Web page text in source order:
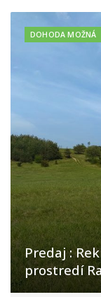
DOHODA MOŽNÁ
Predaj :
prostredí